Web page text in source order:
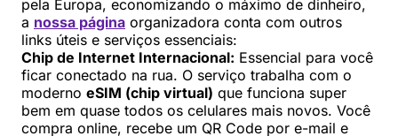
pela Europa, economizando o máximo de dinheiro,
a nossa página organizadora conta com outros
links úteis e serviços essenciais:
Chip de Internet Internacional: Essencial para você
ficar conectado na rua. O serviço trabalha com o
moderno eSIM (chip virtual) que funciona super
bem em quase todos os celulares mais novos. Você
compra online, recebe um QR Code por e-mail e